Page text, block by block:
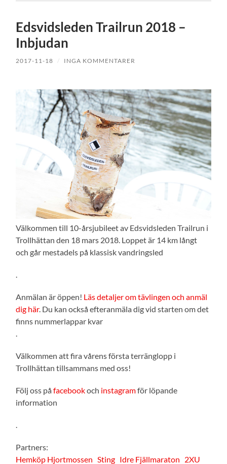
Edsvidsleden Trailrun 2018 –
Inbjudan
2017-11-18 / INGA KOMMENTARER
Välkommen till 10-årsjubileet av Edsvidsleden Trailrun i
Trollhättan den 18 mars 2018. Loppet är 14 km långt
och går mestadels på klassisk vandringsled
.
Anmälan är öppen! Läs detaljer om tävlingen och anmäl
dig här. Du kan också efteranmäla dig vid starten om det
finns nummerlappar kvar
.
Välkommen att fira vårens första terränglopp i
Trollhättan tillsammans med oss!
Följ oss påfacebookoch instagramför löpande
information
.
Partners:
Hemköp Hjortmossen Sting Idre Fjällmaraton 2XU